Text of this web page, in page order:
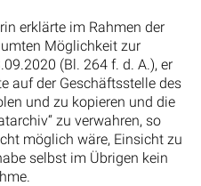
erklärte im Rahmen der
Möglichkeit zur
(Bl. 264 f. d. A.), er
auf der Geschäftsstelle des
und zu kopieren und die
zu verwahren, so
möglich wäre, Einsicht zu
selbst im Übrigen kein